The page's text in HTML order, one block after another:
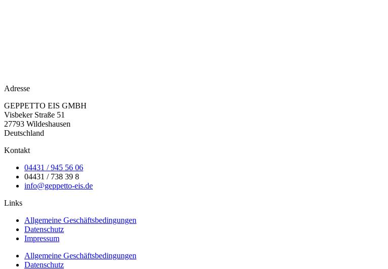
Adresse
GEPPETTO EIS GMBH
Visbeker Straße 51
27793 Wildeshausen
Deutschland
Kontakt
04431 / 945 56 06
04431 / 738 39 8
info@geppetto-eis.de
Links
Allgemeine Geschäftsbedingungen
Datenschutz
Impressum
Allgemeine Geschäftsbedingungen
Datenschutz